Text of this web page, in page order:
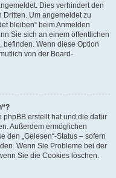
Dies verhindert den
Dritten. Um angemeldet zu
bleiben“ beim Anmelden
Sie sich an einem öffentlichen
befinden. Wenn diese Option
von der Board-
phpBB erstellt hat und die dafür
Außerdem ermöglichen
den „Gelesen“-Status – sofern
Wenn Sie Probleme bei der
Sie die Cookies löschen.